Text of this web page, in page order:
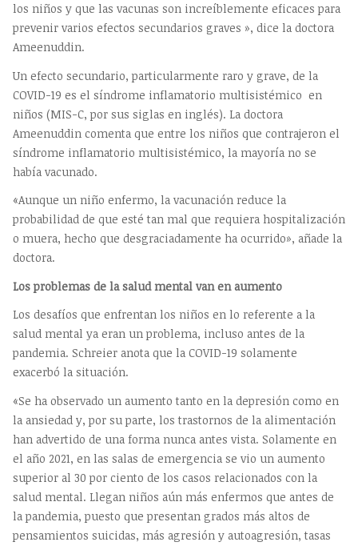
los niños y que las vacunas son increíblemente eficaces para
prevenir varios efectos secundarios graves », dice la doctora
Ameenuddin.
Un efecto secundario, particularmente raro y grave, de la
COVID-19 es el síndrome inflamatorio multisistémico en
niños (MIS-C, por sus siglas en inglés). La doctora
Ameenuddin comenta que entre los niños que contrajeron el
síndrome inflamatorio multisistémico, la mayoría no se
había vacunado.
«Aunque un niño enfermo, la vacunación reduce la
probabilidad de que esté tan mal que requiera hospitalización
o muera, hecho que desgraciadamente ha ocurrido», añade la
doctora.
Los problemas de la salud mental van en aumento
Los desafíos que enfrentan los niños en lo referente a la
salud mental ya eran un problema, incluso antes de la
pandemia. Schreier anota que la COVID-19 solamente
exacerbó la situación.
«Se ha observado un aumento tanto en la depresión como en
la ansiedad y, por su parte, los trastornos de la alimentación
han advertido de una forma nunca antes vista. Solamente en
el año 2021, en las salas de emergencia se vio un aumento
superior al 30 por ciento de los casos relacionados con la
salud mental. Llegan niños aún más enfermos que antes de
la pandemia, puesto que presentan grados más altos de
pensamientos suicidas, más agresión y autoagresión, tasas